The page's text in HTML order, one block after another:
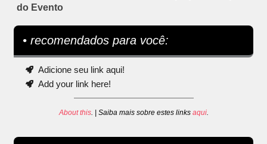
do Evento
• recomendados para você:
Adicione seu link aqui!
Add your link here!
About this. | Saiba mais sobre estes links aqui.